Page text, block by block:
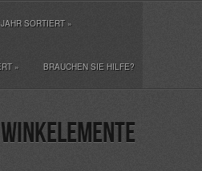
SORTIERT»
» BRAUCHEN SIE HILFE?